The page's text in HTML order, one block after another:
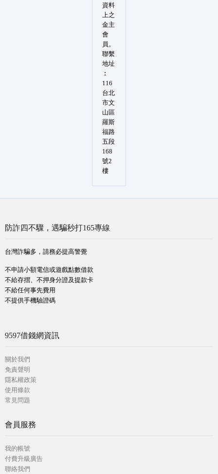
資料
上之
金主
會
員。
聯繫
地址
︰
116
台北
市文
山區
羅斯
福路
五段
168
號2
樓
防詐四不驟，遇騙秒打165專線
台灣詐騙多，請務必提高警覺
不申請小額電信或遊戲點數借款
不給存摺、不押身分證及提款卡
不給任何事先費用
不提供手機驗證碼
9597借錢網資訊
關於我們
免責聲明
隱私權政策
使用條款
常見問題
會員服務
我的帳號
付費升級廣告
聯絡我們